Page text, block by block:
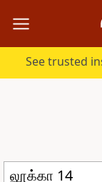
See trusted